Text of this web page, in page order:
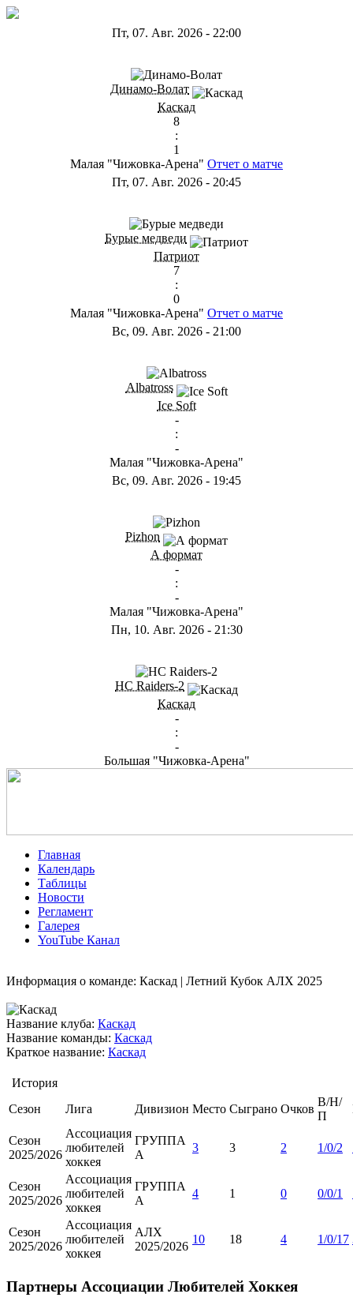
Пт, 07. Авг. 2026 - 22:00
Динамо-Волат
Каскад
8
:
1
Малая "Чижовка-Арена" Отчет о матче
Пт, 07. Авг. 2026 - 20:45
Бурые медведи
Патриот
7
:
0
Малая "Чижовка-Арена" Отчет о матче
Вс, 09. Авг. 2026 - 21:00
Albatross
Ice Soft
-
:
-
Малая "Чижовка-Арена"
Вс, 09. Авг. 2026 - 19:45
Pizhon
А формат
-
:
-
Малая "Чижовка-Арена"
Пн, 10. Авг. 2026- 21:30
HC Raiders-2
Каскад
-
:
-
Большая "Чижовка-Арена"
Главная
Календарь
Таблицы
Новости
Регламент
Галерея
YouTube Канал
Информация о команде: Каскад | Летний Кубок АЛХ 2025
Название клуба: Каскад
Название команды: Каскад
Краткое название: Каскад
История
Сезон
Лига Дивизион Место Сыграно Очков
В/Н/
П
Сезон
2025/2026
Ассоциация
любителей
хоккея
ГРУППА
А
3 3 2 1/0/2
Сезон
2025/2026
Ассоциация
любителей
хоккея
ГРУППА
А
4 1 0 0/0/1
Сезон
2025/2026
Ассоциация
любителей
хоккея
АЛХ
2025/2026
10 18 4 1/0/17
Партнеры Ассоциации Любителей Хоккея